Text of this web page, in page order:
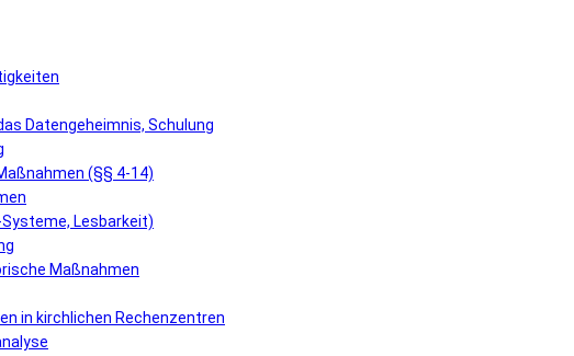
Datengeheimnis, Schulung
(§§ 4-14)
Lesbarkeit)
Maßnahmen
in kirchlichen Rechenzentren